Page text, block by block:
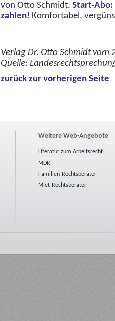
von Otto Schmidt. Start-
zahlen! Komfortabel,
Verlag Dr. Otto Schmidt vom
Quelle:
zurück zur vorherigen Seite
Weitere Web-Angebote
Literatur zum Arbeitsrecht
MDR
Familien-Rechtsberater
Miet-Rechtsberater